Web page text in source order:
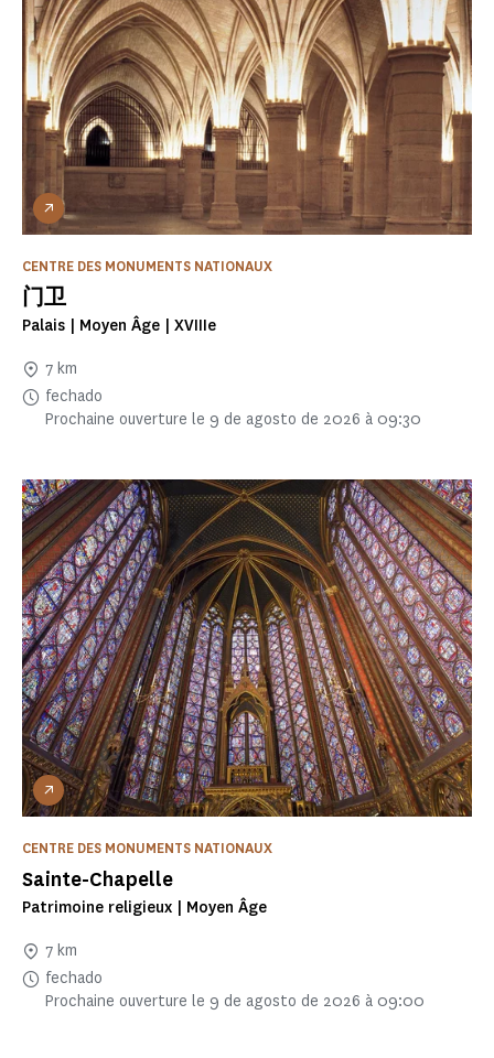
门卫
CENTRE DES MONUMENTS NATIONAUX
Palais | Moyen Âge | XVIIIe
7 km
fechado
Prochaine ouverture le 9 de agosto de 2026 à 09:30
Sainte-Chapelle
CENTRE DES MONUMENTS NATIONAUX
Patrimoine religieux | Moyen Âge
7 km
fechado
Prochaine ouverture le 9 de agosto de 2026 à 09:00